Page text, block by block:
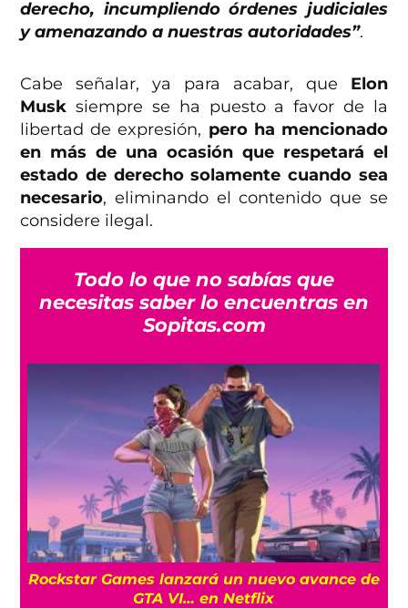
derecho, incumpliendo órdenes judiciales
y amenazando a nuestras autoridades”.
Cabe señalar, ya para acabar, que Elon
Musk siempre se ha puesto a favor de la
libertad de expresión, pero ha mencionado
en más de una ocasión que respetará el
estado de derecho solamente cuando sea
necesario, eliminando el contenido que se
considere ilegal.
Todo lo que no sabías que
necesitas saber lo encuentras en
Sopitas.com
Rockstar Games lanzará un nuevo avance de
GTA VI… en Netflix